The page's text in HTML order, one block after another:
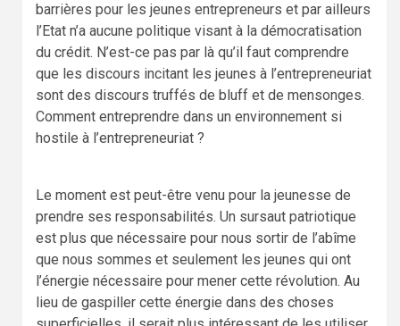
barrières pour les jeunes entrepreneurs et par ailleurs
l’Etat n’a aucune politique visant à la démocratisation
du crédit. N’est-ce pas par là qu’il faut comprendre
que les discours incitant les jeunes à l’entrepreneuriat
sont des discours truffés de bluff et de mensonges.
Comment entreprendre dans un environnement si
hostile à l’entrepreneuriat ?
Le moment est peut-être venu pour la jeunesse de
prendre ses responsabilités. Un sursaut patriotique
est plus que nécessaire pour nous sortir de l’abîme
que nous sommes et seulement les jeunes qui ont
l’énergie nécessaire pour mener cette révolution. Au
lieu de gaspiller cette énergie dans des choses